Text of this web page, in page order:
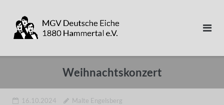
Inhalt
Weihnachtskonzert
16.10.2024 Malte Engelsberg